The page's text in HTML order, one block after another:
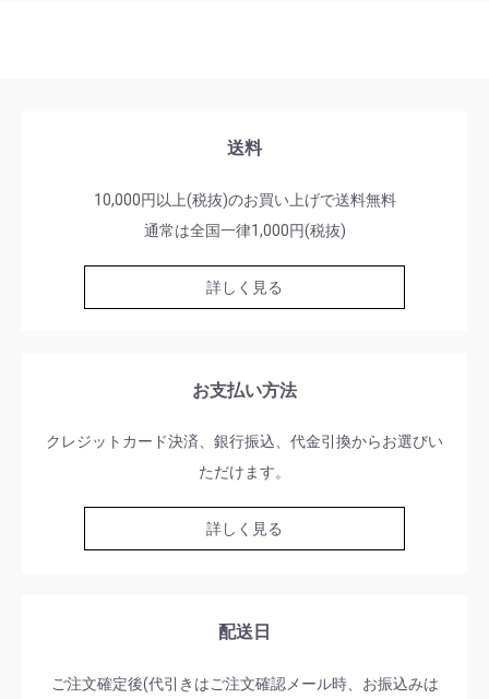
送料
10,000円以上(税抜)のお買い上げで送料無料
通常は全国一律1,000円(税抜)
詳しく見る
お支払い方法
クレジットカード決済、銀行振込、代金引換からお選びい
ただけます。
詳しく見る
配送日
ご注文確定後(代引きはご注文確認メール時、お振込みは